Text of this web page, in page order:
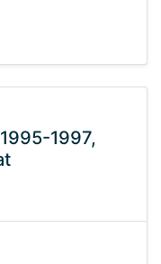
1997,